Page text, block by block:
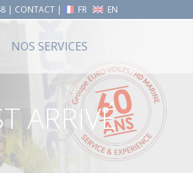
| CONTACT| FR EN
NOS SERVICES
ARRIVÉ